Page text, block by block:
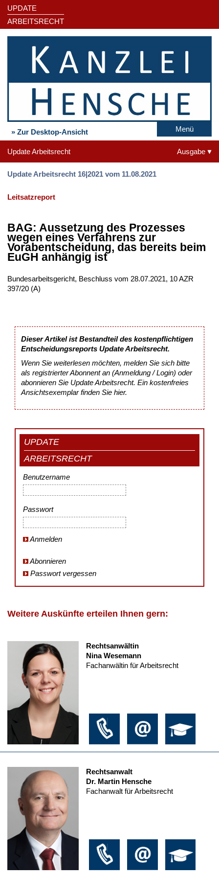
UPDATE
ARBEITSRECHT
» Zur Desktop-Ansicht Menü
Update Arbeitsrecht Ausgabe
Update Arbeitsrecht 16|2021 vom 11.08.2021
Leitsatzreport
BAG: Aussetzung des Prozesses
wegen eines Verfahrens zur
Vorabentscheidung, das bereits beim
EuGH anhängig ist
Bundesarbeitsgericht, Beschluss vom 28.07.2021, 10 AZR
397/20 (A)
Dieser Artikel ist Bestandteil des kostenpflichtigen
Entscheidungsreports Update Arbeitsrecht.
Wenn Sie weiterlesen möchten, melden Sie sich bitte
als registrierter Abonnent an (Anmeldung / Login) oder
abonnieren Sie Update Arbeitsrecht. Ein kostenfreies
Ansichtsexemplar finden Sie hier.
UPDATE
ARBEITSRECHT
Benutzername
Passwort
Anmelden
Abonnieren
Passwort vergessen
Weitere Auskünfte erteilen Ihnen gern:
Rechtsanwältin
Nina Wesemann
Fachanwältin für Arbeitsrecht
Rechtsanwalt
Dr. Martin Hensche
Fachanwalt für Arbeitsrecht